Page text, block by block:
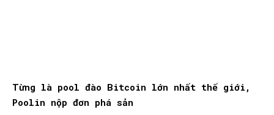
Từng là pool đào Bitcoin lớn nhất thế giới,
Poolin nộp đơn phá sản